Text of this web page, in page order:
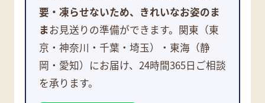
要・凍らせないため、きれいなお姿のま
まお見送りの準備ができます。関東（東
京・神奈川・千葉・埼玉）・東海（静
岡・愛知）にお届け、24時間365日ご相談
を承ります。